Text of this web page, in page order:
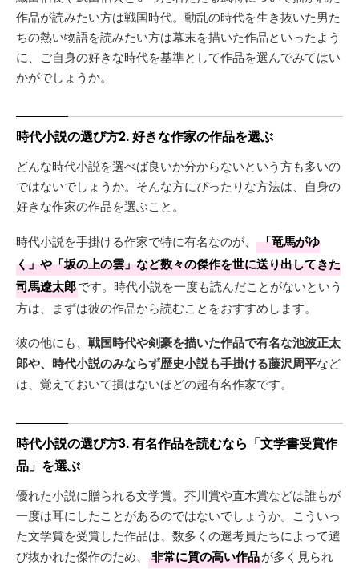
作品が読みたい方は戦国時代。動乱の時代を生き抜いた男た
ちの熱い物語を読みたい方は幕末を描いた作品といったよう
に、ご自身の好きな時代を基準として作品を選んでみてはい
かがでしょうか。
時代小説の選び方2. 好きな作家の作品を選ぶ
どんな時代小説を選べば良いか分からないという方も多いの
ではないでしょうか。そんな方にぴったりな方法は、自身の
好きな作家の作品を選ぶこと。
時代小説を手掛ける作家で特に有名なのが、
「竜馬がゆ
く」や「坂の上の雲」など数々の傑作を世に送り出してきた
司馬遼太郎です。時代小説を一度も読んだことがないという
方は、まずは彼の作品から読むことをおすすめします。
彼の他にも、 戦国時代や剣豪を描いた作品で有名な池波正太
郎や、時代小説のみならず歴史小説も手掛ける藤沢周平など
は、覚えておいて損はないほどの超有名作家です。
時代小説の選び方3. 有名作品を読むなら「文学書受賞作
品」を選ぶ
優れた小説に贈られる文学賞。芥川賞や直木賞などは誰もが
一度は耳にしたことがあるのではないでしょうか。こういっ
た文学賞を受賞した作品は、数多くの選考員たちによって選
び抜かれた傑作のため、
非常に質の高い作品が多く見られ